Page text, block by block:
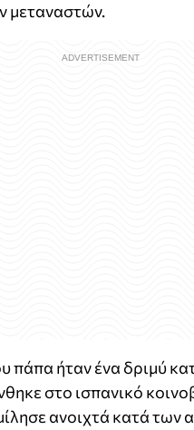
μεταναστών.
πάπα ήταν ένα δριμύ
στο ισπανικό
ανοιχτά κατά